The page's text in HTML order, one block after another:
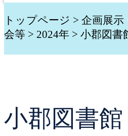
蔵書検索・予約
貸出ランキング
トップページ > 企画展示
会等 > 2024年 > 小郡図書
小郡図書